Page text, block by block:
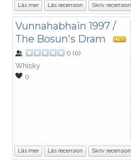
Läs mer Läs recension Skriv recension
Vunnahabhain 1997 /
The Bosun's Dram
HET!
0 (0)
Whisky
0
Läs mer Läs recension Skriv recension